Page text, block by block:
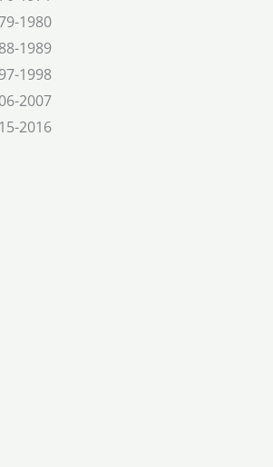
1980
1989
1998
2007
2016